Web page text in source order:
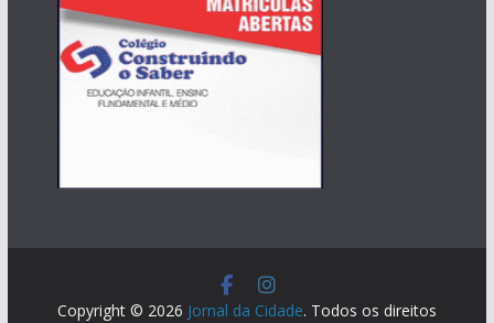
Copyright © 2026 Jornal da Cidade. Todos os direitos